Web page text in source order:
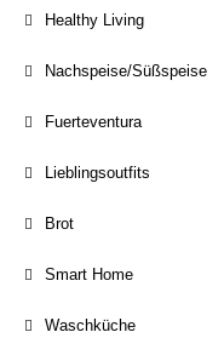
Healthy Living
Nachspeise/Süßspeise
Fuerteventura
Lieblingsoutfits
Brot
Smart Home
Waschküche